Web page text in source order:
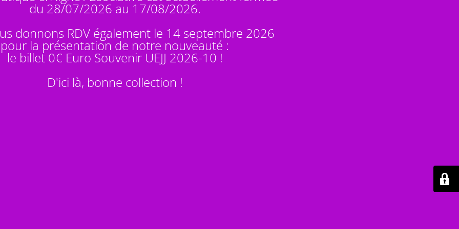
du 28/07/2026 au 17/08/2026.
donnons RDV également le 14 septembre 2026
pour la présentation de notre nouveauté :
le billet 0€ Euro Souvenir UEJJ 2026-10 !
D'ici là, bonne collection !